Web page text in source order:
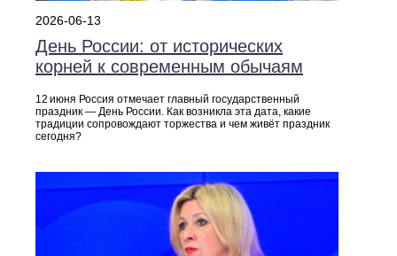
2026-06-13
День России: от исторических
корней к современным обычаям
12 июня Россия отмечает главный государственный
праздник — День России. Как возникла эта дата, какие
традиции сопровождают торжества и чем живёт праздник
сегодня?